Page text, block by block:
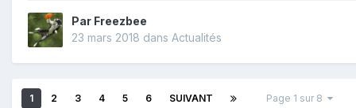
Par Freezbee
23 mars 2018 dans Actualités
1 2 3 4 5 6 SUIVANT Page 1 sur 8